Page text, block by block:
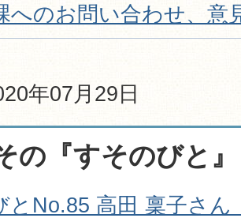
へのお問い合わせ、意
年07月29日
の『すそのびと』
とNo.85 高田 稟子さん